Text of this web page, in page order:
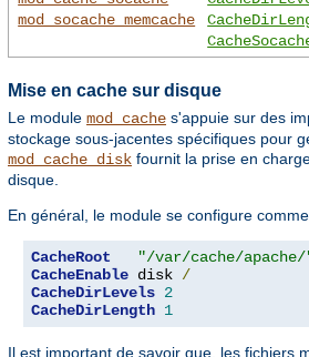
mod_socache_memcache
Mise en cache sur disque
Le module mod_cache s'appuie sur des
stockage sous-jacentes spécifiques pour
mod_cache_disk fournit la prise en
disque.
En général, le module se configure
CacheRoot
"/var/cache/
CacheEnable disk /
CacheDirLevels 2
CacheDirLength 1
Il est important de savoir que, les fichiers